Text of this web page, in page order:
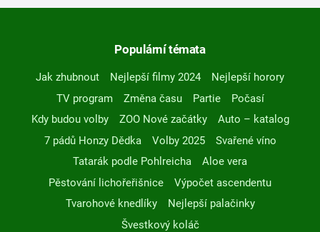
Populární témata
Jak zhubnout Nejlepší filmy 2024
Nejlepší horory
TV program
Změna času Partie
Počasí
Kdy budou volby
ZOO Nové začátky
Auto – katalog
7 pádů Honzy Dědka
Volby 2025
Svařené víno
Tatarák podle Pohlreicha
Aloe vera
Pěstování lichořeřišnice
Výpočet ascendentu
Tvarohové knedlíky
Nejlepší palačinky
Švestkový koláč